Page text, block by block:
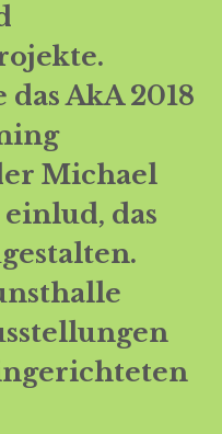
.
AkA 2018
Michael
das